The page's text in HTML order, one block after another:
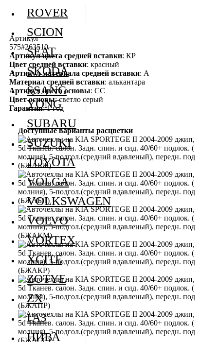
Артикул
575#263510
Артикул цвета средней вставки: КР
Цвет средней вставки: красный
Артикул материала средней вставки: А
Материал средней вставки: алькантара
Артикул цвета основы: СС
Цвет основы: светло серый
Гарантия: 1 год
Доступные варианты расцветки
ROVER
SCION
SEAT
SKODA
SSANG
YONG
SUBARU
SUZUKI
TOYOTA
VOLGA
VOLKSWAGEN
VOLVO
VORTEX
XCITE
ZOTYE
ZX
ГАЗ
НИВА